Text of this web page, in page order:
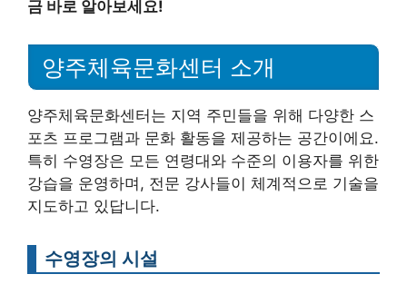
금 바로 알아보세요!
양주체육문화센터 소개
양주체육문화센터는 지역 주민들을 위해 다양한 스
포츠 프로그램과 문화 활동을 제공하는 공간이에요.
특히 수영장은 모든 연령대와 수준의 이용자를 위한
강습을 운영하며, 전문 강사들이 체계적으로 기술을
지도하고 있답니다.
수영장의 시설